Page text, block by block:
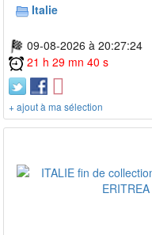
Italie
09-08-2026 à 20:27:24
21 h 29 mn 40 s
+ ajout à ma sélection